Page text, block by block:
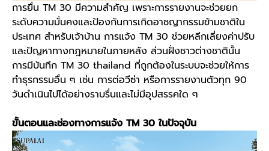
การยื่น TM 30 มีความสำคัญ เพราะการรายงานจะช่วยยก
ระดับความมั่นคงและป้องกันการเกิดอาชญากรรมข้ามชาติใน
ประเทศ สำหรับเจ้าบ้าน การแจ้ง TM 30 ช่วยหลีกเลี่ยงค่าปรับ
และปัญหาทางกฎหมายในภายหลัง ส่วนฝั่งชาวต่างชาตินั้น
การมีบันทึก TM 30 thailand ที่ถูกต้องในระบบจะช่วยให้การ
ทำธุรกรรมอื่น ๆ เช่น การต่อวีซ่า หรือการรายงานตัวทุก 90
วันดำเนินไปได้อย่างราบรื่นและไม่มีอุปสรรคใด ๆ
ขั้นตอนและช่องทางการแจ้ง TM 30 ในปัจจุบัน